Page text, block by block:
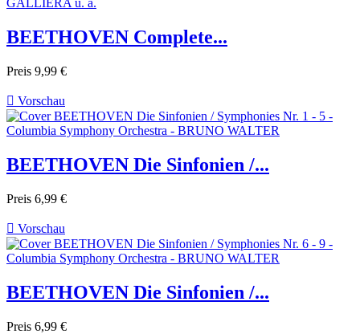
BEETHOVEN Complete...
Preis 9,99 €
 Vorschau
BEETHOVEN Die Sinfonien /...
Preis 6,99 €
 Vorschau
BEETHOVEN Die Sinfonien /...
Preis 6,99 €